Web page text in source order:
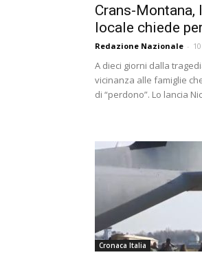
Crans-Montana,
locale chiede
Redazione Nazionale -
A dieci giorni dalla
vicinanza alle famiglie
di “perdono”. Lo lancia
Cronaca Italia